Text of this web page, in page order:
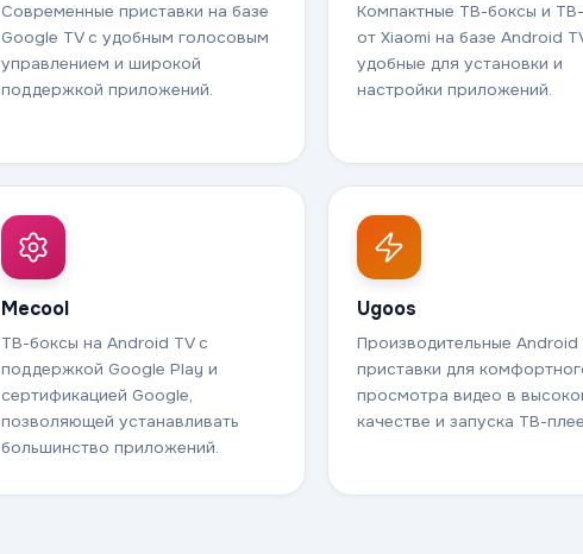
Современные приставки на базе
Google TV с удобным голосовым
управлением и широкой
поддержкой приложений.
Компактные ТВ-боксы и
от Xiaomi на базе Android
удобные для установки и
настройки приложений.
Mecool
ТВ-боксы на Android TV с
поддержкой Google Play и
сертификацией Google,
позволяющей устанавливать
большинство приложений.
Ugoos
Производительные Android
приставки для
просмотра видео в
качестве и запуска ТВ-